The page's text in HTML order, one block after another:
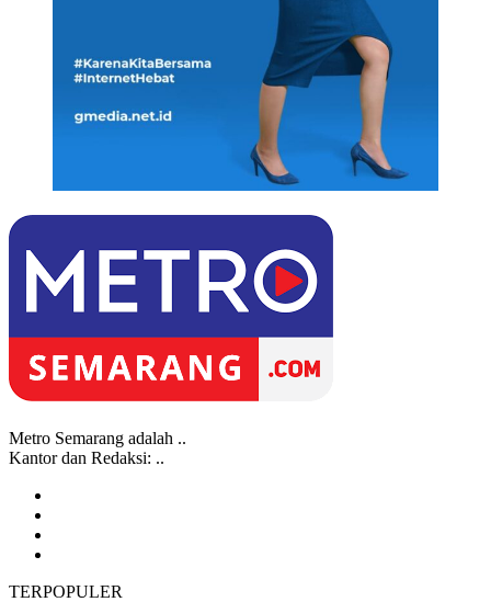
Metro Semarang adalah ..
Kantor dan Redaksi: ..
TERPOPULER